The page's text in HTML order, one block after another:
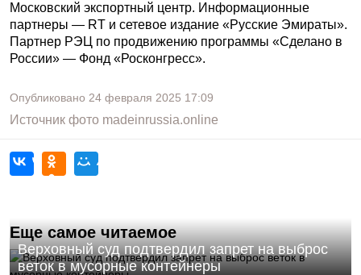
Московский экспортный центр. Информационные
партнеры — RT и сетевое издание «Русские Эмираты».
Партнер РЭЦ по продвижению программы «Сделано в
России» — Фонд «Росконгресс».
Опубликовано 24 февраля 2025 17:09
Источник фото madeinrussia.online
Еще самое читаемое
Верховный суд подтвердил запрет на выброс
веток в мусорные контейнеры